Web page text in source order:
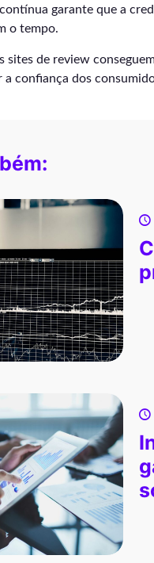
contínua garante que a
o tempo.
sites de review
a confiança dos